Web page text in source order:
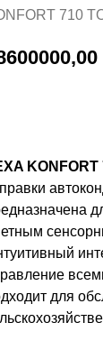
710
KONFORT
для